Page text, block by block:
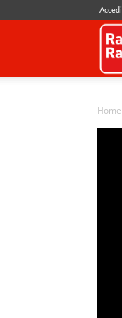
Accedi
Home